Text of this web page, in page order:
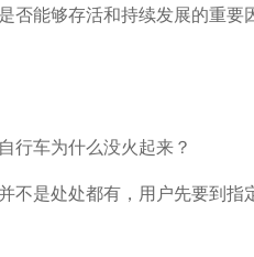
否能够存活和持续发展的重要
行车为什么没火起来？
不是处处都有，用户先要到指